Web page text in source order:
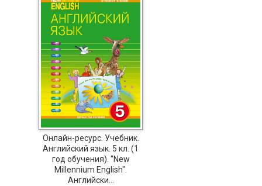
Онлайн-ресурс. Учебник.
Английский язык. 5 кл. (1
год обучения). "New
Millennium English".
Английски...